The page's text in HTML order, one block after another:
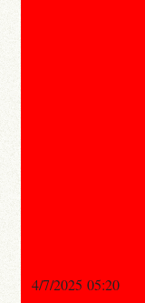
4/7/2025 05:20